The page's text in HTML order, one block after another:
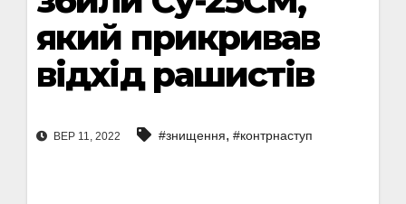
який прикривав
відхід рашистів
ВЕР 11, 2022 #знищення, #контрнаступ